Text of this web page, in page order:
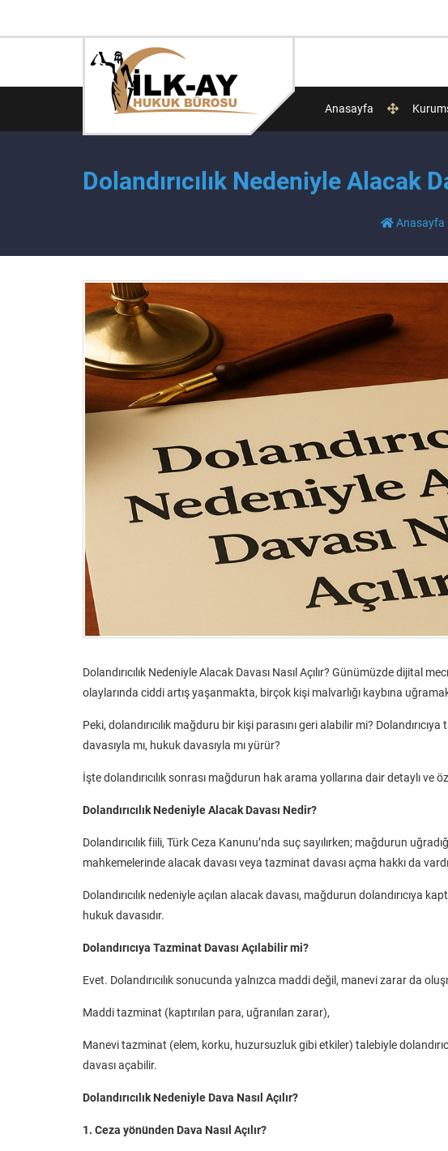
Anasayfa
Dolandırıcılık Nedeniyle Alacak
Anasayfa
Dolandırıcılık Nedeniyle Alacak Davası Nasıl Açılır? Günümüzde dijital
olaylarında ciddi artış yaşanmakta, birçok kişi malvarlığı kaybına
Peki, dolandırıcılık mağduru bir kişi parasını geri alabilir mi?
davasıyla mı, hukuk davasıyla mı yürür?
İşte dolandırıcılık sonrası mağdurun hak arama yollarına dair detaylı ve
Dolandırıcılık Nedeniyle Alacak Davası Nedir?
Dolandırıcılık fiili, Türk Ceza Kanunu’nda suç sayılırken; mağdurun
mahkemelerinde alacak davası veya tazminat davası açma hakkı da
Dolandırıcılık nedeniyle açılan alacak davası, mağdurun dolandırıcıya
hukuk davasıdır.
Dolandırıcıya Tazminat Davası Açılabilir mi?
Evet. Dolandırıcılık sonucunda yalnızca maddi değil, manevi zarar da
Maddi tazminat (kaptırılan para, uğranılan zarar),
Manevi tazminat (elem, korku, huzursuzluk gibi etkiler) talebiyle
davası açabilir.
Dolandırıcılık Nedeniyle Dava Nasıl Açılır?
1. Ceza yönünden Dava Nasıl Açılır?